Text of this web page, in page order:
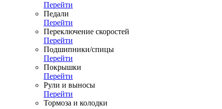
Перейти
Педали
Перейти
Переключение скоростей
Перейти
Подшипники/спицы
Перейти
Покрышки
Перейти
Рули и выносы
Перейти
Тормоза и колодки